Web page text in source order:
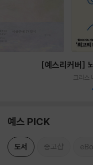
[예스리커버]
크리스
예스 PICK
도서 중고샵